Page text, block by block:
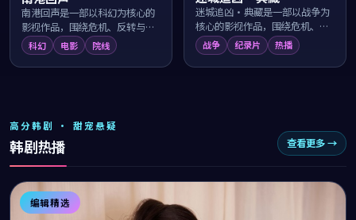
南港回声是一部以科幻为核心的
影视作品，围绕危机、反转与人
物成长展开，整体节奏紧凑，值
得推荐观看。
科幻 电影 院线
迷城追凶·典藏是一部以战争为
核心的影视作品，围绕危机、反
转与人物成长展开，整体节奏紧
凑，值得推荐观看。
战争 纪录片 热播
高分韩剧 · 甜宠悬疑
韩剧热播 查看更多 →
编辑精选